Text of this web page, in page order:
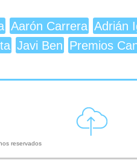
Aarón Carrera Adrián
Javi Ben Premios